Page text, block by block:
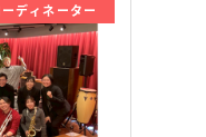
ディネーター